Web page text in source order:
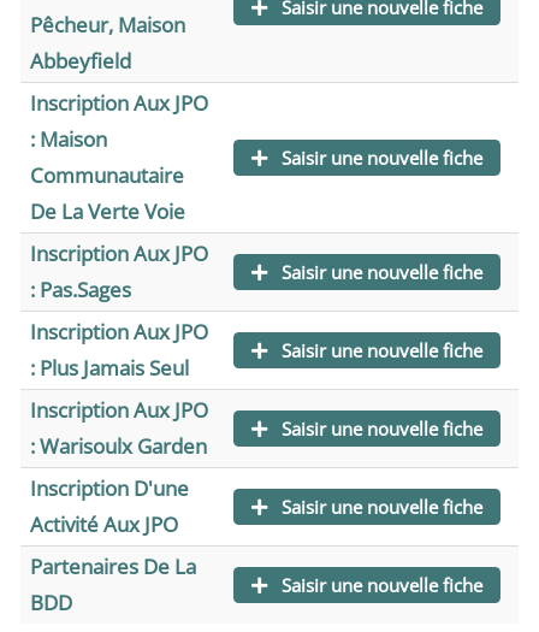
Pêcheur, Maison
Abbeyfield
Saisir une nouvelle fiche
Inscription Aux JPO
: Maison
Communautaire
De La Verte Voie
Saisir une nouvelle fiche
Inscription Aux JPO
: Pas.Sages
Saisir une nouvelle fiche
Inscription Aux JPO
: Plus Jamais Seul
Saisir une nouvelle fiche
Inscription Aux JPO
: Warisoulx Garden
Saisir une nouvelle fiche
Inscription D'une
Activité Aux JPO
Saisir une nouvelle fiche
Partenaires De La
BDD
Saisir une nouvelle fiche